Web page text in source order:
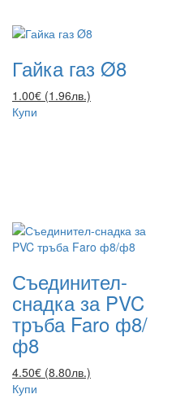
Гайка газ Ø8
1.00€ (1.96лв.)
Купи
Съединител-
снадка за PVC
тръба Faro ф8/
ф8
4.50€ (8.80лв.)
Купи